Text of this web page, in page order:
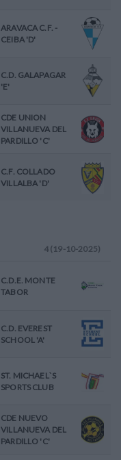
ARAVACA C.F. -
CEIBA 'D'
C.D. GALAPAGAR
'E'
CDE UNION
VILLANUEVA DEL
PARDILLO 'C'
C.F. COLLADO
VILLALBA 'D'
4 (19-10-2025)
C.D.E. MONTE
TABOR
C.D. EVEREST
SCHOOL 'A'
ST. MICHAEL`S
SPORTS CLUB
CDE NUEVO
VILLANUEVA DEL
PARDILLO 'C'